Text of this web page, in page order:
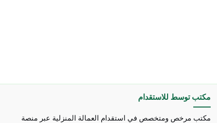
مكتب توسط للاستقدام
مكتب مرخص ومتخصص في استقدام العمالة المنزلية عبر منصة